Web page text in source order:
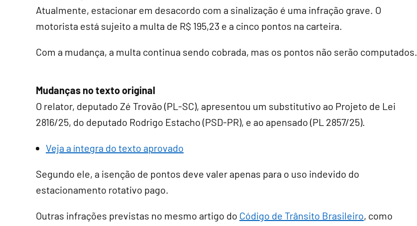
Atualmente, estacionar em desacordo com a sinalização é uma infração grave. O
motorista está sujeito a multa de R$ 195,23 e a cinco pontos na carteira.
Com a mudança, a multa continua sendo cobrada, mas os pontos não serão computados.
Mudanças no texto original
O relator, deputado Zé Trovão (PL-SC), apresentou um substitutivo ao Projeto de Lei
2816/25, do deputado Rodrigo Estacho (PSD-PR), e ao apensado (PL 2857/25).
Veja a íntegra do texto aprovado
Segundo ele, a isenção de pontos deve valer apenas para o uso indevido do
estacionamento rotativo pago.
Outras infrações previstas no mesmo artigo do Código de Trânsito Brasileiro, como